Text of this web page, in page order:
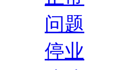
问题
停业